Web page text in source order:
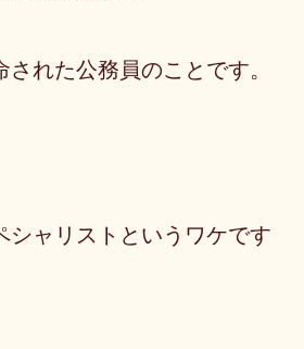
れた公務員のことです。
シャリストというワケです